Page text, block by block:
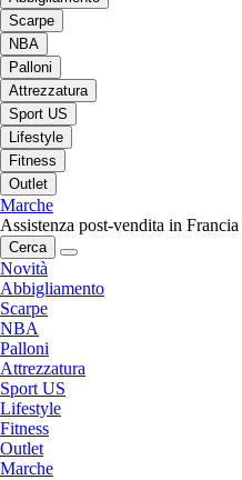
Scarpe
NBA
Palloni
Attrezzatura
Sport US
Lifestyle
Fitness
Outlet
Marche
Assistenza post-vendita in Francia
Cerca
Novità
Abbigliamento
Scarpe
NBA
Palloni
Attrezzatura
Sport US
Lifestyle
Fitness
Outlet
Marche